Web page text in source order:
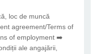
loc de muncă
agreement/Terms of
of employment ➡️
ale angajării,